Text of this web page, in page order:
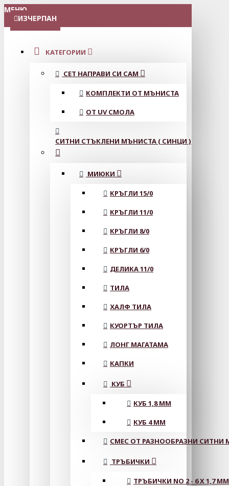
МЕНЮ
КАТЕГОРИИ
СЕТ НАПРАВИ СИ САМ
КОМПЛЕКТИ ОТ МЪНИСТА
ОТ UV СМОЛА
СИТНИ СТЪКЛЕНИ МЪНИСТА ( СИНЦИ )
МИЮКИ
КРЪГЛИ 15/0
КРЪГЛИ 11/0
КРЪГЛИ 8/0
КРЪГЛИ 6/0
ДЕЛИКА 11/0
ТИЛА
ХАЛФ ТИЛА
КУОРТЪР ТИЛА
ЛОНГ МАГАТАМА
КАПКИ
КУБ
КУБ 1,8 ММ
КУБ 4 ММ
СМЕС ОТ РАЗНООБРАЗНИ СИТНИ
ТРЪБИЧКИ
ТРЪБИЧКИ NO 2 - 6 X 1,7 MM
ИЗЧЕРПАН